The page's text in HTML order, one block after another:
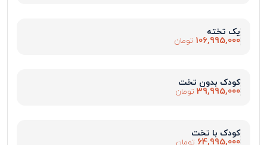
یک تخته
106,995,000 تومان
کودک بدون تخت
39,995,000 تومان
کودک با تخت
64,995,000 تومان